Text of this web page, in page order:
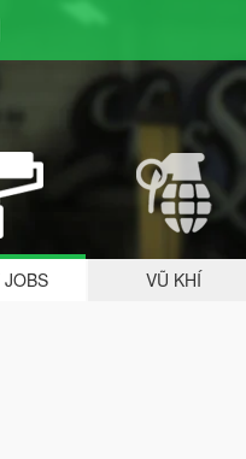
JOBS VŨ KHÍ